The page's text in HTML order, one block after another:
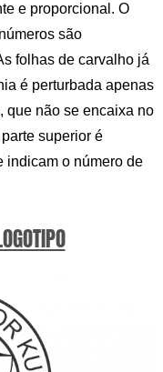
e proporcional. O
são
folhas de carvalho já
é perturbada apenas
que não se encaixa no
superior é
indicam o número de